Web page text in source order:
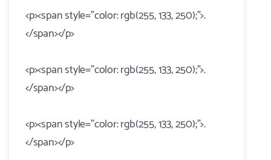
<p><span style="color: rgb(255, 133, 250);">.
</span></p>
<p><span style="color: rgb(255, 133, 250);">.
</span></p>
<p><span style="color: rgb(255, 133, 250);">.
</span></p>